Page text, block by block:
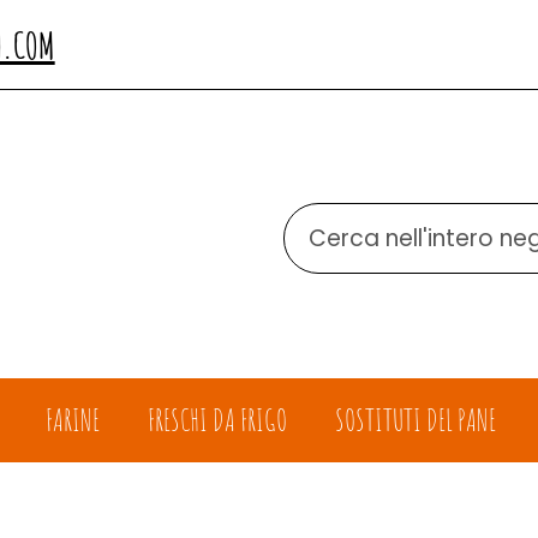
Cerca
Prodotto
FARINE FRESCHI DA FRIGO SOSTITUTI DEL PANE